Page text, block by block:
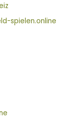
spielen.online